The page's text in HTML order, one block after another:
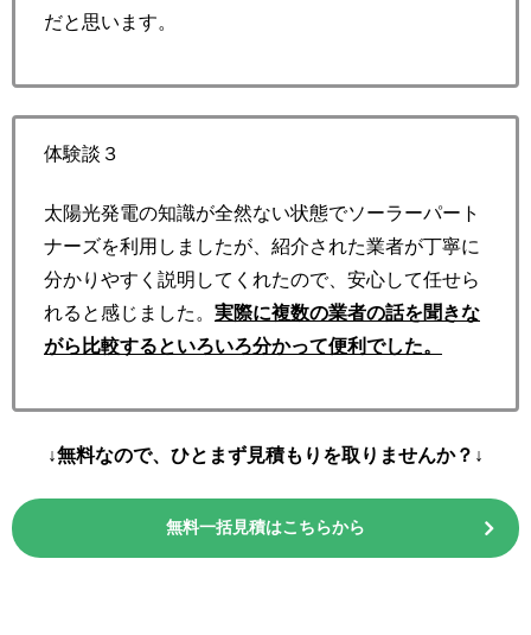
だと思います。
体験談３
太陽光発電の知識が全然ない状態でソーラーパート
ナーズを利用しましたが、紹介された業者が丁寧に
分かりやすく説明してくれたので、安心して任せら
れると感じました。 実際に複数の業者の話を聞きな
がら比較するといろいろ分かって便利でした。
↓無料なので、ひとまず見積もりを取りませんか？↓
無料一括見積はこちらから